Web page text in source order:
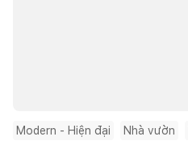
Modern - Hiện đại Nhà vườn